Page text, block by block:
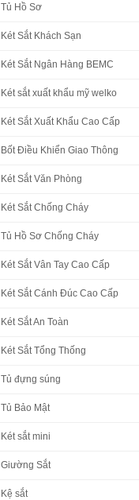
Tủ Hồ Sơ
Két Sắt Khách Sạn
Két Sắt Ngân Hàng BEMC
Két sắt xuất khẩu mỹ welko
Két Sắt Xuất Khẩu Cao Cấp
Bốt Điều Khiển Giao Thông
Két Sắt Văn Phòng
Két Sắt Chống Cháy
Tủ Hồ Sơ Chống Cháy
Két Sắt Vân Tay Cao Cấp
Két Sắt Cánh Đúc Cao Cấp
Két Sắt An Toàn
Két Sắt Tổng Thống
Tủ đựng súng
Tủ Bảo Mật
Két sắt mini
Giường Sắt
Kệ sắt